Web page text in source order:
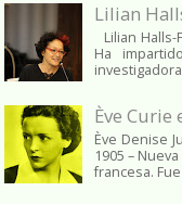
Lilian
Lilian
Ha
Ève Curie
Ève Denise
1905 –
francesa.